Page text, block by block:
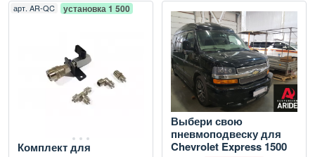
арт. AR-QC установка 1 500
Комплект для
Выбери свою
пневмоподвеску для
Chevrolet Express 1500